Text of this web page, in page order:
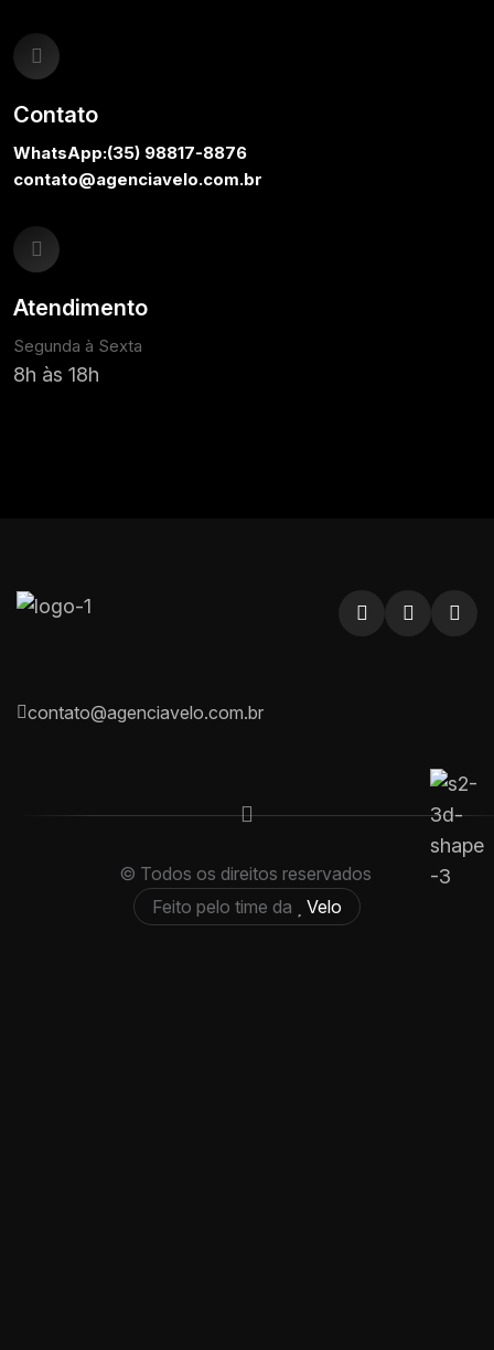
Contato
WhatsApp:(35) 98817-8876
contato@agenciavelo.com.br
Atendimento
Segunda à Sexta
8h às 18h
contato@agenciavelo.com.br
© Todos os direitos reservados
Feito pelo time da
Velo